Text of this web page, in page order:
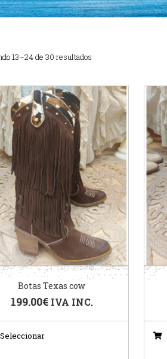
13–24 de 30 resultados
Botas Texas cow
199.00€ IVA INC.